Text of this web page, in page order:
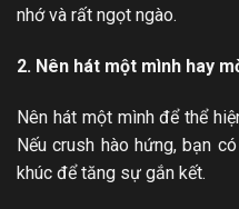
nhớ và rất ngọt ngào.
2. Nên hát một mình hay
Nên hát một mình để thể
Nếu crush hào hứng, bạn
khúc để tăng sự gắn kết.